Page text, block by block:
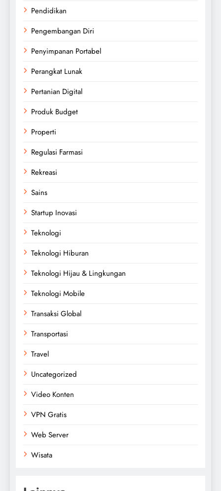
Pendidikan
Pengembangan Diri
Penyimpanan Portabel
Perangkat Lunak
Pertanian Digital
Produk Budget
Properti
Regulasi Farmasi
Rekreasi
Sains
Startup Inovasi
Teknologi
Teknologi Hiburan
Teknologi Hijau & Lingkungan
Teknologi Mobile
Transaksi Global
Transportasi
Travel
Uncategorized
Video Konten
VPN Gratis
Web Server
Wisata